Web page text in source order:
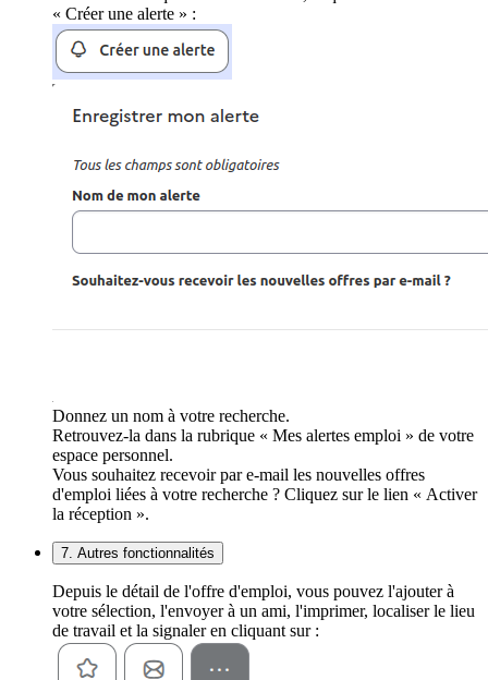
« Créer une alerte » :
Donnez un nom à votre recherche.
Retrouvez-la dans la rubrique « Mes alertes emploi » de votre
espace personnel.
Vous souhaitez recevoir par e-mail les nouvelles offres
d'emploi liées à votre recherche ? Cliquez sur le lien « Activer
la réception ».
7. Autres fonctionnalités
Depuis le détail de l'offre d'emploi, vous pouvez l'ajouter à
votre sélection, l'envoyer à un ami, l'imprimer, localiser le lieu
de travail et la signaler en cliquant sur :